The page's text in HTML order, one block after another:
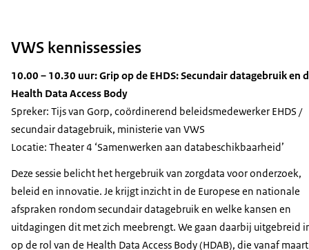
VWS kennissessies
10.00 – 10.30 uur: Grip op de EHDS: Secundair datagebruik en
Health Data Access Body
Spreker: Tijs van Gorp, coördinerend beleidsmedewerker EHDS /
secundair datagebruik, ministerie van VWS
Locatie: Theater 4 ‘Samenwerken aan databeschikbaarheid’
Deze sessie belicht het hergebruik van zorgdata voor onderzoek,
beleid en innovatie. Je krijgt inzicht in de Europese en nationale
afspraken rondom secundair datagebruik en welke kansen en
uitdagingen dit met zich meebrengt. We gaan daarbij uitgebreid
op de rol van de Health Data Access Body (HDAB), die vanaf maart